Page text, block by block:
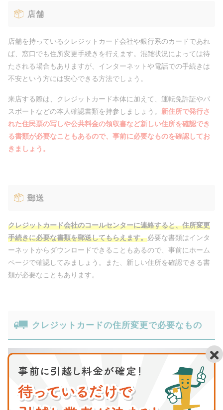
店舗
店舗を持っているクレジットカード会社や銀行系のカードであれ
ば、窓口でも住所変更手続きを行えます。混雑状況によっては待
たされる場合もありますが、インターネットや電話での手続きは
不安という方には安心できる方法でしょう。
来店する際は、クレジットカード本体に加えて、運転免許証やパ
スポートなどの本人確認書類を持参しましょう。 新住所で発行さ
れた住民票の写しや公共料金の領収書など新しい住所を確認でき
る書類が必要なこともあるので、事前に必要なものを確認してお
きましょう。
郵送
クレジットカード会社のコールセンターに連絡すると、住所変更
手続きに必要な書類を郵送してもらえます。必要な書類はインタ
ーネットからダウンロードできることもあるので、事前にホーム
ページで確認してみましょう。また、新しい住所を確認できる書
類が必要なこともあります。
クレジットカードの住所変更で必要なもの